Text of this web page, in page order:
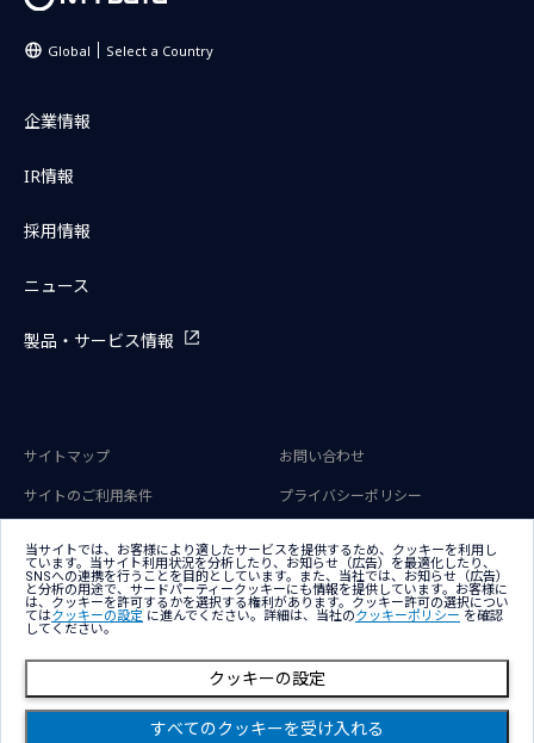
Global Select a Country
企業情報
IR情報
採用情報
ニュース
製品・サービス情報
サイトマップ
お問い合わせ
サイトのご利用条件
プライバシーポリシー
クッキー（Cookie）プリファレン
ス
Copyright © NTT DATA Group Corporation
当サイトでは、お客様により適したサービスを提供するため、クッキーを利用し
ています。当サイト利用状況を分析したり、お知らせ（広告）を最適化したり、
SNSへの連携を行うことを目的としています。また、当社では、お知らせ（広告）
と分析の用途で、サードパーティークッキーにも情報を提供しています。お客様に
は、クッキーを許可するかを選択する権利があります。クッキー許可の選択につい
てはクッキーの設定 に進んでください。詳細は、当社のクッキーポリシー を確認
してください。
すべてのクッキーを受け入れる
クッキーの設定